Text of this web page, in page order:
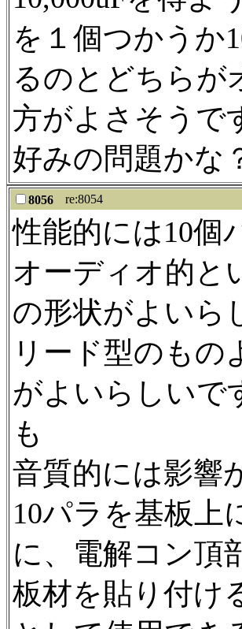
を１個つかうか
るのとどちらが
方がよさそうで
好みの問題かな
8056 re:8054
性能的には10個
オーディオ的と
の形状がよいら
リード型のもの
がよいらしいで
も
音質的には影響
10パラを基板上
に、電解コン頂
板材を貼り付け